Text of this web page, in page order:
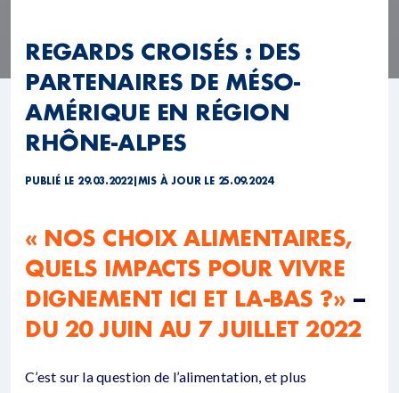
REGARDS CROISÉS : DES
PARTENAIRES DE MÉSO-
AMÉRIQUE EN RÉGION
RHÔNE-ALPES
PUBLIÉ LE 29.03.2022| MIS À JOUR LE 25.09.2024
« NOS CHOIX ALIMENTAIRES,
QUELS IMPACTS POUR VIVRE
DIGNEMENT ICI ET LA-BAS ?»–
DU 20 JUIN AU 7 JUILLET 2022
C’est sur la question de l’alimentation, et plus